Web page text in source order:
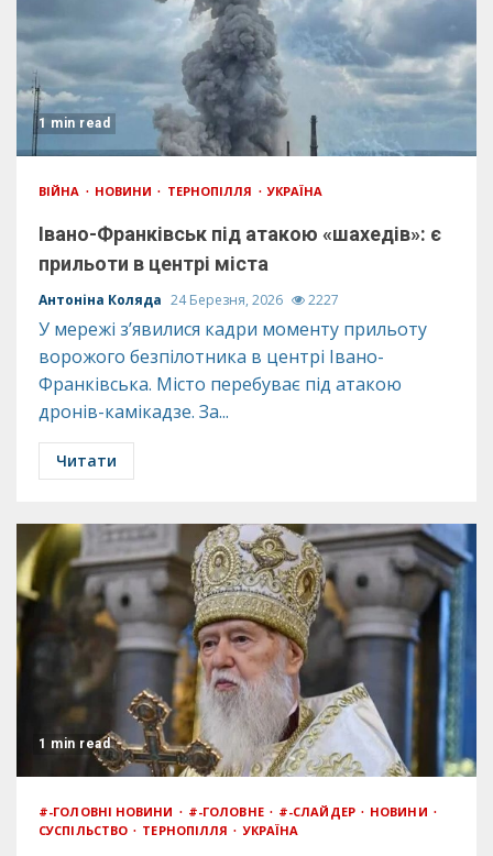
1 min read
ВІЙНА НОВИНИ ТЕРНОПІЛЛЯ УКРАЇНА
Івано-Франківськ під атакою «шахедів»: є
прильоти в центрі міста
Антоніна Коляда 24 Березня, 2026 2227
У мережі з’явилися кадри моменту прильоту
ворожого безпілотника в центрі Івано-
Франківська. Місто перебуває під атакою
дронів-камікадзе. За...
Читати
1 min read
#-ГОЛОВНІ НОВИНИ #-ГОЛОВНЕ #-СЛАЙДЕР
НОВИНИ
СУСПІЛЬСТВО
ТЕРНОПІЛЛЯ УКРАЇНА